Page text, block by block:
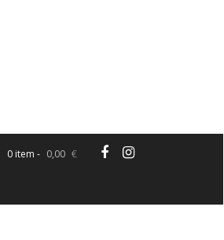
0 item - 0,00 €